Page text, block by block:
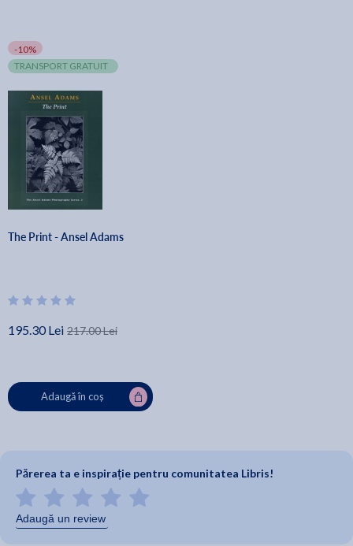
-10%
TRANSPORT GRATUIT
The Print - Ansel Adams
195.30 Lei 217.00 Lei
Adaugă în coș
Părerea ta e inspirație pentru comunitatea Libris!
Adaugă un review